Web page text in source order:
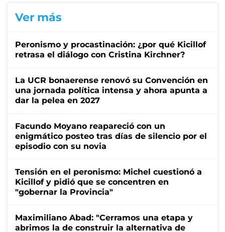
Ver más
Peronismo y procastinación: ¿por qué Kicillof
retrasa el diálogo con Cristina Kirchner?
La UCR bonaerense renovó su Convención en
una jornada política intensa y ahora apunta a
dar la pelea en 2027
Facundo Moyano reapareció con un
enigmático posteo tras días de silencio por el
episodio con su novia
Tensión en el peronismo: Michel cuestionó a
Kicillof y pidió que se concentren en
"gobernar la Provincia"
Maximiliano Abad: "Cerramos una etapa y
abrimos la de construir la alternativa de